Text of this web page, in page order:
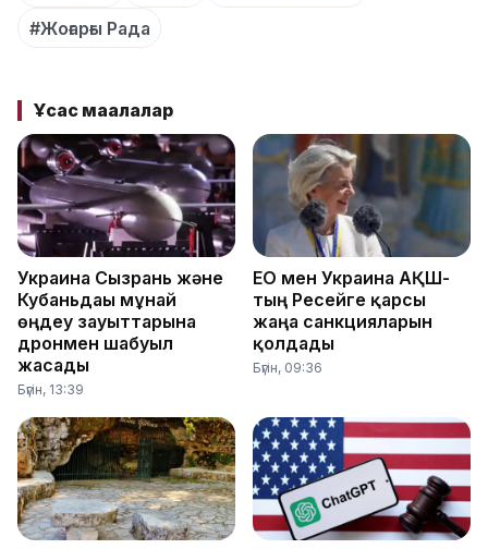
#Жоғарғы Рада
Ұқсас мақалалар
Украина Сызрань және
Кубаньдағы мұнай
өңдеу зауыттарына
дронмен шабуыл
жасады
Бүгін, 13:39
ЕО мен Украина АҚШ-
тың Ресейге қарсы
жаңа санкцияларын
қолдады
Бүгін, 09:36